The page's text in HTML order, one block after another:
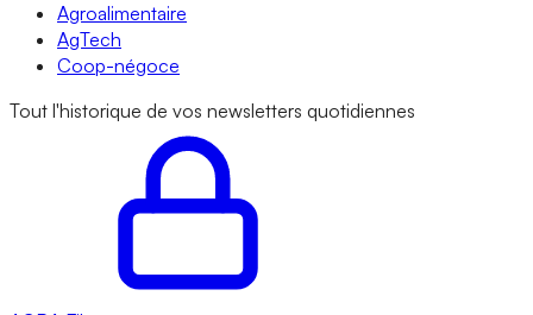
Agroalimentaire
AgTech
Coop-négoce
Tout l'historique de vos newsletters quotidiennes